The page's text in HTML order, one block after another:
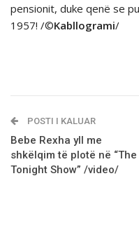
pensionit, duke qenë se
1957! /©Kabllogrami/
POSTI I KALUAR
Bebe Rexha yll me
shkëlqim të plotë në “The
Tonight Show” /video/